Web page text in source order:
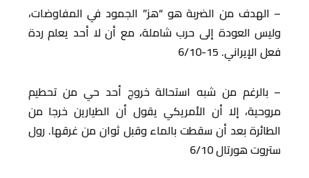
– الهدف من الضربة هو “هز” الجمود في المفاوضات،
وليس العودة إلى حرب شاملة، مع أن لا أحد يعلم ردة
فعل الإيراني. 15-6/10
– بالرغم من شبه استحالة خروج أحد حي من تحطيم
مروحية، إلا أن الأمريكي يقول أن الطيارين خرجا من
الطائرة بعد أن سقطت بالماء وقبل ثوان من غرقها. رول
ستروت هورتال 6/10